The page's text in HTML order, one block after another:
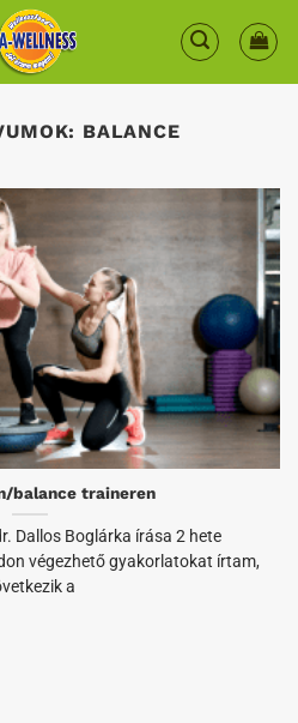
BALANCE
balance traineren
Dallos Boglárka írása 2 hete
végezhető gyakorlatokat írtam,
a